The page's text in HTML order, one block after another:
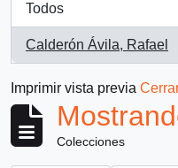
Todos
Calderón Ávila, Rafael
, 1 resultados
Imprimir vista previa
Colecciones